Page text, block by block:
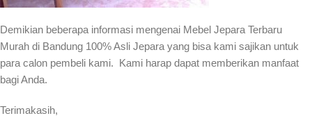
Demikian beberapa informasi mengenai Mebel Jepara Terbaru
Murah di Bandung 100% Asli Jepara yang bisa kami sajikan untuk
para calon pembeli kami. Kami harap dapat memberikan manfaat
bagi Anda.
Terimakasih,